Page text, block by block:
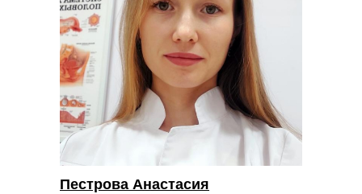
Пестрова Анастасия